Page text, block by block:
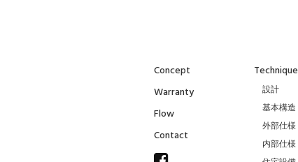
Concept
Warranty
Flow
Contact
Technique
設計
基本構造
外部仕様
内部仕様